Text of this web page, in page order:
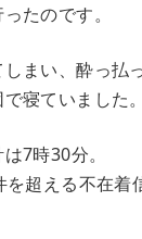
たのです。
まい、酔っ払
寝ていました。
7時30分。
超える不在着